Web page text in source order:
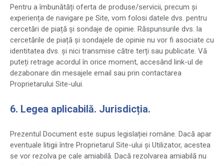
Pentru a îmbunătăți oferta de produse/servicii, precum și
experiența de navigare pe Site, vom folosi datele dvs. pentru
cercetări de piață și sondaje de opinie. Răspunsurile dvs. la
cercetările de piață și sondajele de opinie nu vor fi asociate cu
identitatea dvs. și nici transmise către terți sau publicate. Vă
puteți retrage acordul în orice moment, accesând link-ul de
dezabonare din mesajele email sau prin contactarea
Proprietarului Site-ului.
6. Legea aplicabilă. Jurisdicția.
Prezentul Document este supus legislației române. Dacă apar
eventuale litigii între Proprietarul Site-ului și Utilizator, acestea
se vor rezolva pe cale amiabilă. Dacă rezolvarea amiabilă nu